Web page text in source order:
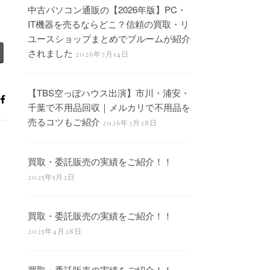
中古パソコン通販の【2026年版】PC・
IT機器を売るならどこ？信頼の買取・リ
ユースショップまとめでブルームが紹介
されました 2026年7月14日
【TBS空っぽハウス出演】市川・浦安・
千葉で不用品回収｜メルカリで不用品を
売るコツもご紹介 2026年3月28日
買取・委託販売の実績をご紹介！！
2025年5月2日
買取・委託販売の実績をご紹介！！
2025年4月28日